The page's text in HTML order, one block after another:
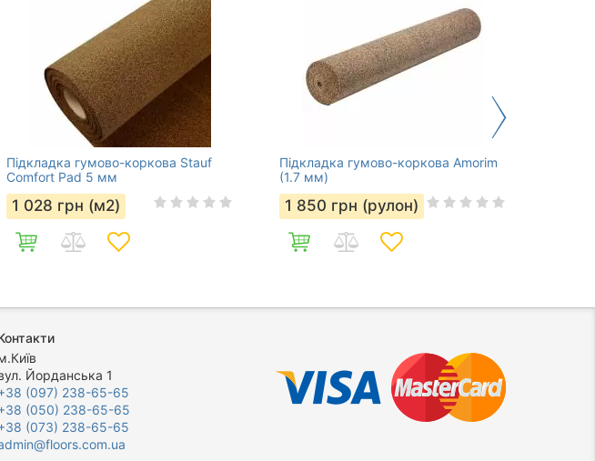
Підкладка гумово-коркова Stauf
Comfort Pad 5 мм
1 028 грн (м2)
Підкладка гумово-коркова Amorim
(1.7 мм)
1 850 грн (рулон)
Йорданська 1
(097) 238-65-65
(050) 238-65-65
(073) 238-65-65